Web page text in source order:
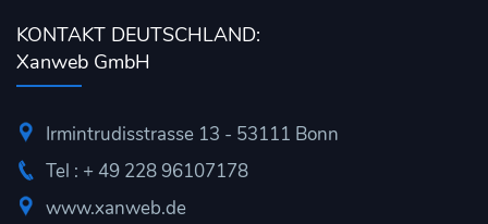
KONTAKT DEUTSCHLAND:
Xanweb GmbH
Irmintrudisstrasse 13 - 53111 Bonn
Tel : + 49 228 96107178
www.xanweb.de